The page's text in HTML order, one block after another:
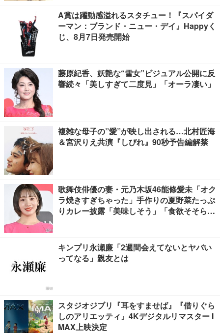
A賞は躍動感溢れるスタチュー！『スパイダ
ーマン：ブランド・ニュー・デイ』Happyく
じ、8月7日発売開始
藤原紀香、妖艶な“雪女”ビジュアル公開に反
響続々「美しすぎて二度見」「オーラ凄い」
複雑な母子の”愛”が映し出される…北村匠海
＆宮沢りえ共演『しびれ』90秒予告編解禁
歌舞伎俳優の妻・元乃木坂46能條愛未「オク
ラ焼きすぎちゃった」手作りの夏野菜たっぷ
りカレー披露「美味しそう」「食欲そそられ
キンプリ永瀬廉「2週間会えてないとヤバい
ってなる」親友とは
スタジオジブリ『耳をすませば』『借りぐら
しのアリエッティ』4Kデジタルリマスター I
MAX上映決定